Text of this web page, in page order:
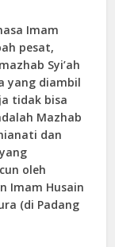
Imam
pesat,
Syi’ah
yang diambil
tidak bisa
Mazhab
dan
oleh
Imam Husain
(di Padang